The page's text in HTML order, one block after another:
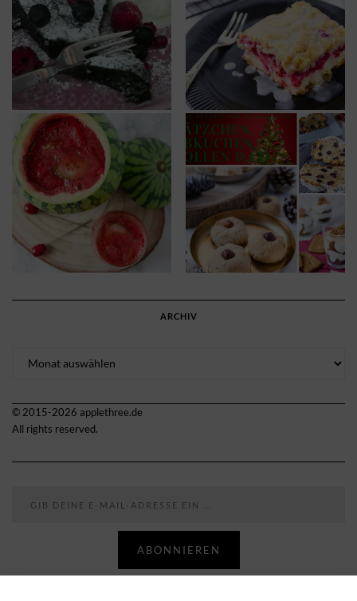
ARCHIV
© 2015-2026 applethree.de
All rights reserved.
ABONNIEREN